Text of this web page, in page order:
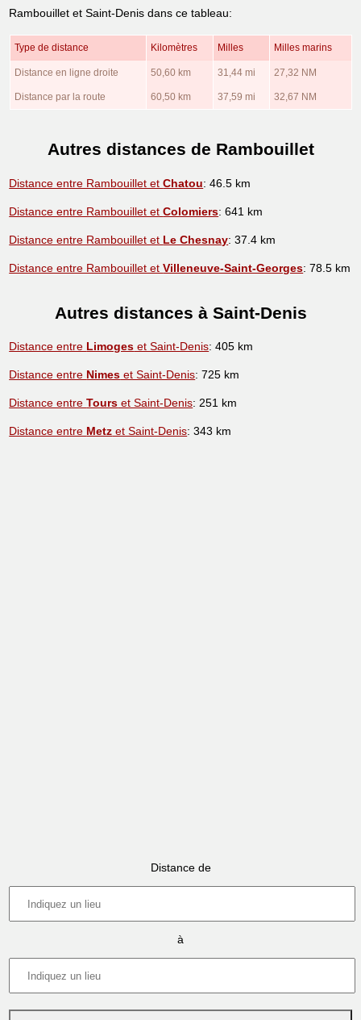
Rambouillet et Saint-Denis dans ce tableau:
Type de distance Kilomètres Milles Milles marins
Distance en ligne droite 50,60 km 31,44 mi 27,32 NM
Distance par la route 60,50 km 37,59 mi 32,67 NM
Autres distances de Rambouillet
Distance entre Rambouillet etChatou: 46.5 km
Distance entre Rambouillet etColomiers: 641 km
Distance entre Rambouillet et Le Chesnay: 37.4 km
Distance entre Rambouillet etVilleneuve-Saint-Georges: 78.5 km
Autres distances à Saint-Denis
Distance entre Limoges et Saint-Denis: 405 km
Distance entre Nimes et Saint-Denis: 725 km
Distance entreTours et Saint-Denis: 251 km
Distance entre Metz et Saint-Denis: 343 km
Distance de
à